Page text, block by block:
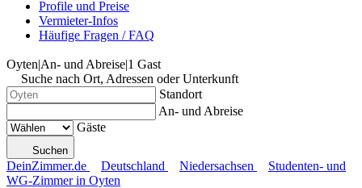
Profile und Preise
Vermieter-Infos
Häufige Fragen / FAQ
Oyten|An- und Abreise|1 Gast
Suche nach Ort, Adressen oder Unterkunft
Standort
An- und Abreise
Gäste
Suchen
DeinZimmer.de Deutschland Niedersachsen
Studenten- und
WG-Zimmer in Oyten